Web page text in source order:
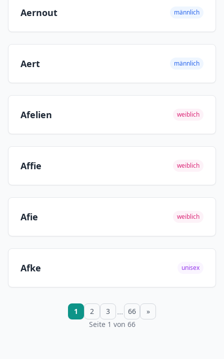
Aernout männlich
Aert männlich
Afelien weiblich
Affie weiblich
Afie weiblich
Afke unisex
1 2 3 ... 66
»
Seite 1 von 66